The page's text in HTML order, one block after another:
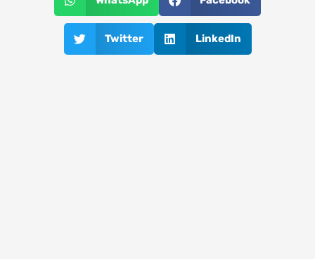
Twitter LinkedIn